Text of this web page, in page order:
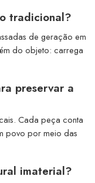
tradicional?
de geração em
do objeto: carrega
preservar a
Cada peça conta
povo por meio das
imaterial?